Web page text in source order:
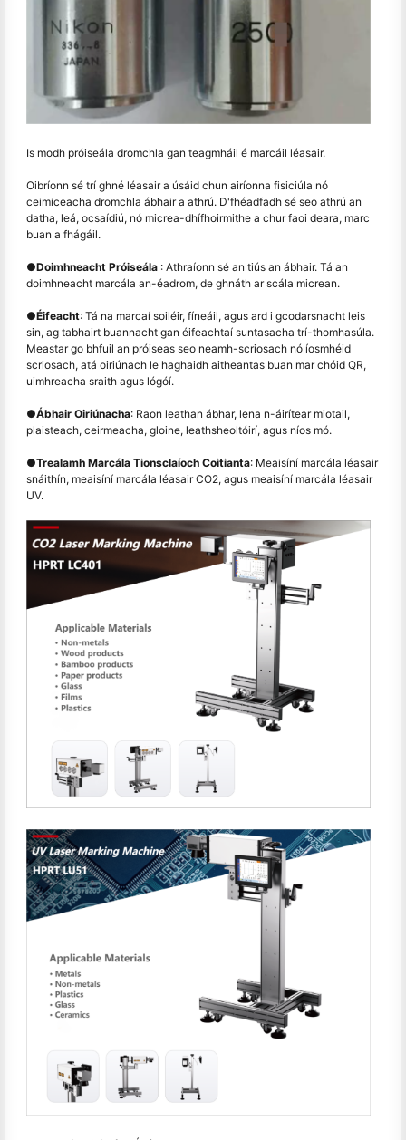
Is modh próiseála dromchla gan teagmháil é marcáil léasair.
Oibríonn sé trí ghné léasair a úsáid chun airíonna fisiciúla nó
ceimiceacha dromchla ábhair a athrú. D'fhéadfadh sé seo athrú an
datha, leá, ocsaídiú, nó micrea-dhífhoirmithe a chur faoi deara, marc
buan a fhágáil.
●Doimhneacht Próiseála : Athraíonn sé an tiús an ábhair. Tá an
doimhneacht marcála an-éadrom, de ghnáth ar scála micrean.
●Éifeacht: Tá na marcaí soiléir, fíneáil, agus ard i gcodarsnacht leis
sin, ag tabhairt buannacht gan éifeachtaí suntasacha trí-thomhasúla.
Meastar go bhfuil an próiseas seo neamh-scriosach nó íosmhéid
scriosach, atá oiriúnach le haghaidh aitheantas buan mar chóid QR,
uimhreacha sraith agus lógóí.
●Ábhair Oiriúnacha: Raon leathan ábhar, lena n-áirítear miotail,
plaisteach, ceirmeacha, gloine, leathsheoltóirí, agus níos mó.
●Trealamh Marcála Tionsclaíoch Coitianta: Meaisíní marcála léasair
snáithín, meaisíní marcála léasair CO2, agus meaisíní marcála léasair
UV.